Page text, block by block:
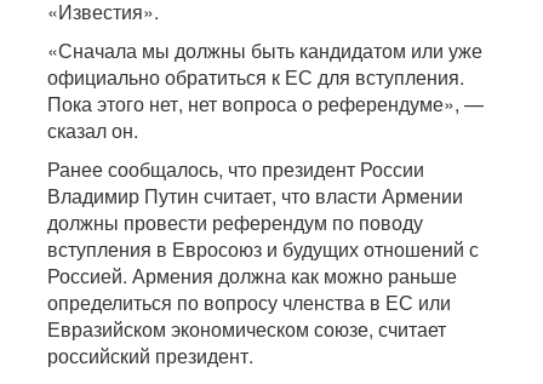
«Известия».
«Сначала мы должны быть кандидатом или уже
официально обратиться к ЕС для вступления.
Пока этого нет, нет вопроса о референдуме», —
сказал он.
Ранее сообщалось, что президент России
Владимир Путин считает, что власти Армении
должны провести референдум по поводу
вступления в Евросоюз и будущих отношений с
Россией. Армения должна как можно раньше
определиться по вопросу членства в ЕС или
Евразийском экономическом союзе, считает
российский президент.